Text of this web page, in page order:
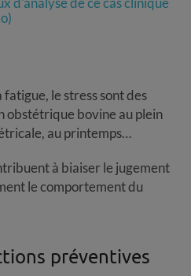
le stress sont des
obstétrique bovine au plein
au printemps…
à biaiser le jugement
le comportement du
préventives